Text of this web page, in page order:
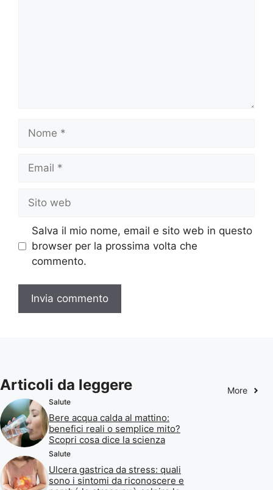
web
Salva il mio nome, email e sito web in questo
browser per la prossima volta che
commento.
Articoli da leggere More
Salute
Bere acqua calda al mattino:
benefici reali o semplice mito?
Scopri cosa dice la scienza
Salute
Ulcera gastrica da stress: quali
sono i sintomi da riconoscere e